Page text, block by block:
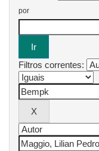
por
Filtros correntes: